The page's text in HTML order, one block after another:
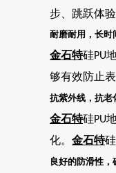
步、跳跃体
耐磨耐用，长时
金石特硅PU
够有效防止
抗紫外线，抗老
金石特硅PU
化。 金石特硅
良好的防滑性，